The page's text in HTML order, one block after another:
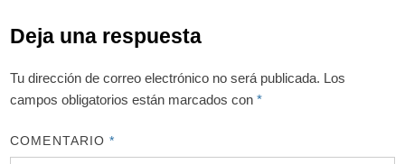
Deja una respuesta
Tu dirección de correo electrónico no será publicada. Los
campos obligatorios están marcados con*
COMENTARIO*